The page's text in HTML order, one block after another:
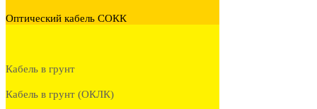
Оптический кабель СОКК
Кабель в грунт
Кабель в грунт (ОКЛК)